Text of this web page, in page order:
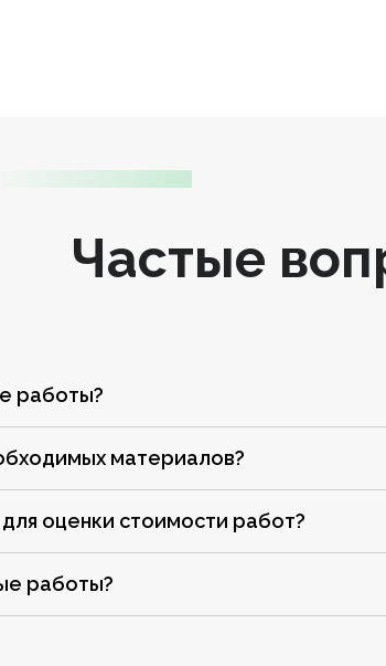
Частые
работы?
материалов?
оценки стоимости работ?
работы?